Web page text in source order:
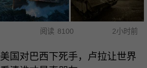
阅读 8100 2小时前
美国对巴西下死手，卢拉让世界